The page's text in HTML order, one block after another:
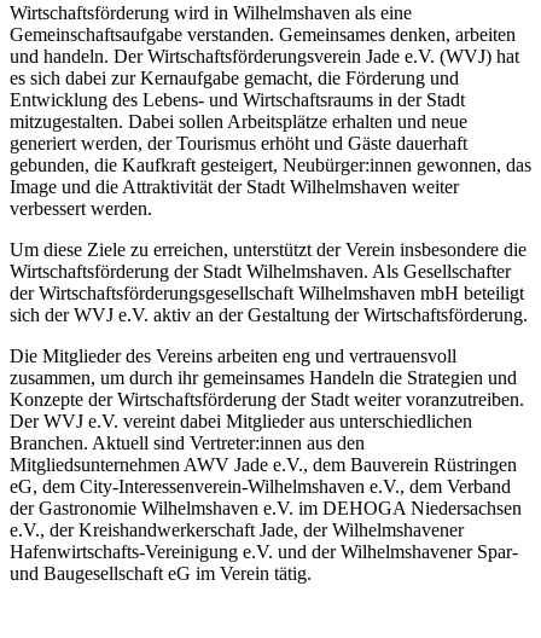
Wirtschaftsförderung wird in Wilhelmshaven als eine
Gemeinschaftsaufgabe verstanden. Gemeinsames denken, arbeiten
und handeln. Der Wirtschaftsförderungsverein Jade e.V. (WVJ) hat
es sich dabei zur Kernaufgabe gemacht, die Förderung und
Entwicklung des Lebens- und Wirtschaftsraums in der Stadt
mitzugestalten. Dabei sollen Arbeitsplätze erhalten und neue
generiert werden, der Tourismus erhöht und Gäste dauerhaft
gebunden, die Kaufkraft gesteigert, Neubürger:innen gewonnen, das
Image und die Attraktivität der Stadt Wilhelmshaven weiter
verbessert werden.
Um diese Ziele zu erreichen, unterstützt der Verein insbesondere die
Wirtschaftsförderung der Stadt Wilhelmshaven. Als Gesellschafter
der Wirtschaftsförderungsgesellschaft Wilhelmshaven mbH beteiligt
sich der WVJ e.V. aktiv an der Gestaltung der Wirtschaftsförderung.
Die Mitglieder des Vereins arbeiten eng und vertrauensvoll
zusammen, um durch ihr gemeinsames Handeln die Strategien und
Konzepte der Wirtschaftsförderung der Stadt weiter voranzutreiben.
Der WVJ e.V. vereint dabei Mitglieder aus unterschiedlichen
Branchen. Aktuell sind Vertreter:innen aus den
Mitgliedsunternehmen AWV Jade e.V., dem Bauverein Rüstringen
eG, dem City-Interessenverein-Wilhelmshaven e.V., dem Verband
der Gastronomie Wilhelmshaven e.V. im DEHOGA Niedersachsen
e.V., der Kreishandwerkerschaft Jade, der Wilhelmshavener
Hafenwirtschafts-Vereinigung e.V. und der Wilhelmshavener Spar-
und Baugesellschaft eG im Verein tätig.